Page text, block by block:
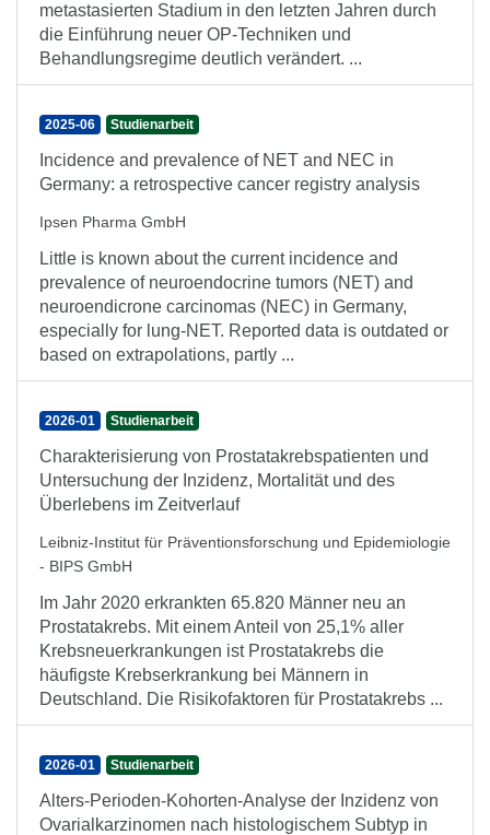
metastasierten Stadium in den letzten Jahren durch
die Einführung neuer OP-Techniken und
Behandlungsregime deutlich verändert. ...
2025-06 Studienarbeit
Incidence and prevalence of NET and NEC in
Germany: a retrospective cancer registry analysis
Ipsen Pharma GmbH
Little is known about the current incidence and
prevalence of neuroendocrine tumors (NET) and
neuroendicrone carcinomas (NEC) in Germany,
especially for lung-NET. Reported data is outdated or
based on extrapolations, partly ...
2026-01 Studienarbeit
Charakterisierung von Prostatakrebspatienten und
Untersuchung der Inzidenz, Mortalität und des
Überlebens im Zeitverlauf
Leibniz-Institut für Präventionsforschung und Epidemiologie
- BIPS GmbH
Im Jahr 2020 erkrankten 65.820 Männer neu an
Prostatakrebs. Mit einem Anteil von 25,1% aller
Krebsneuerkrankungen ist Prostatakrebs die
häufigste Krebserkrankung bei Männern in
Deutschland. Die Risikofaktoren für Prostatakrebs ...
2026-01 Studienarbeit
Alters-Perioden-Kohorten-Analyse der Inzidenz von
Ovarialkarzinomen nach histologischem Subtyp in